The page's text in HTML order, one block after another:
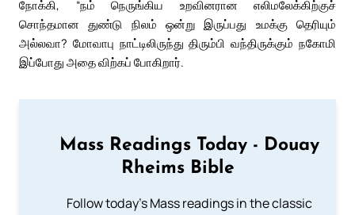
நோக்கி, “நம் நெருங்கிய உறவினரான எலிமலேக்கிற்குச்
சொந்தமான துண்டு நிலம் ஒன்று இருப்பது உமக்கு தெரியும்
அல்லவா? மோவாபு நாட்டிலிருந்து திரும்பி வந்திருக்கும் நகோமி
இப்போது அதை விற்கப் போகிறார்.
Mass Readings Today - Douay
Rheims Bible
Follow today's Mass readings in the classic